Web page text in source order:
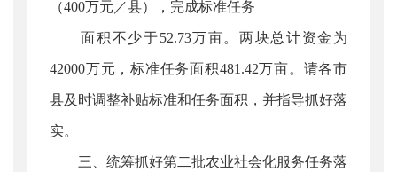
（400万元／县），完成标准任务
面积不少于52.73万亩。两块总计资金为
42000万元，标准任务面积481.42万亩。请各市
县及时调整补贴标准和任务面积，并指导抓好落
实。
三、统筹抓好第二批农业社会化服务任务落